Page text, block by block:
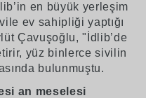
en büyük yerleşim
ev sahipliği yaptığı
Çavuşoğlu, "İdlib’de
yüz binlerce sivilin
bulunmuştu.
an meselesi